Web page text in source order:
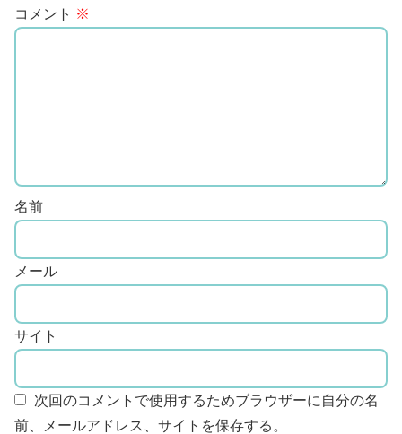
コメント ※
名前
メール
サイト
次回のコメントで使用するためブラウザーに自分の名
前、メールアドレス、サイトを保存する。